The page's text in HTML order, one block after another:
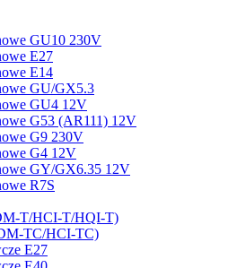
GU10 230V
E27
E14
GU/GX5.3
GU4 12V
G53 (AR111) 12V
G9 230V
G4 12V
GY/GX6.35 12V
R7S
T/HCI-T/HQI-T)
TC/HCI-TC)
E27